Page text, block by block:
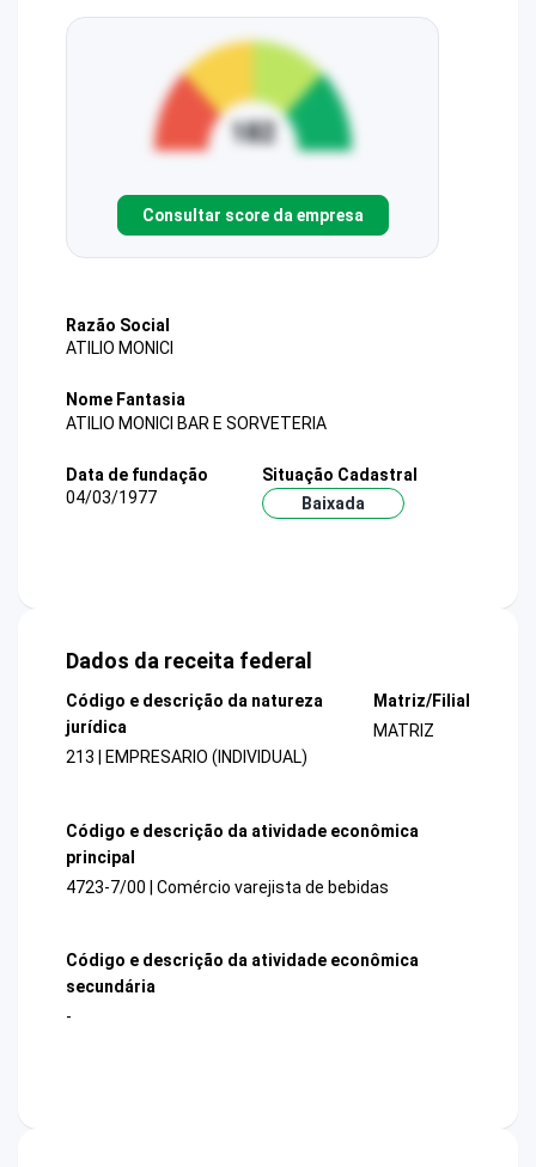
Consultar score da empresa
Razão Social
ATILIO MONICI
Nome Fantasia
ATILIO MONICI BAR E SORVETERIA
Data de fundação
04/03/1977
Situação Cadastral
Baixada
Dados da receita federal
Código e descrição da natureza
jurídica
213 | EMPRESARIO (INDIVIDUAL)
Matriz/Filial
MATRIZ
Código e descrição da atividade econômica
principal
4723-7/00 | Comércio varejista de bebidas
Código e descrição da atividade econômica
secundária
-